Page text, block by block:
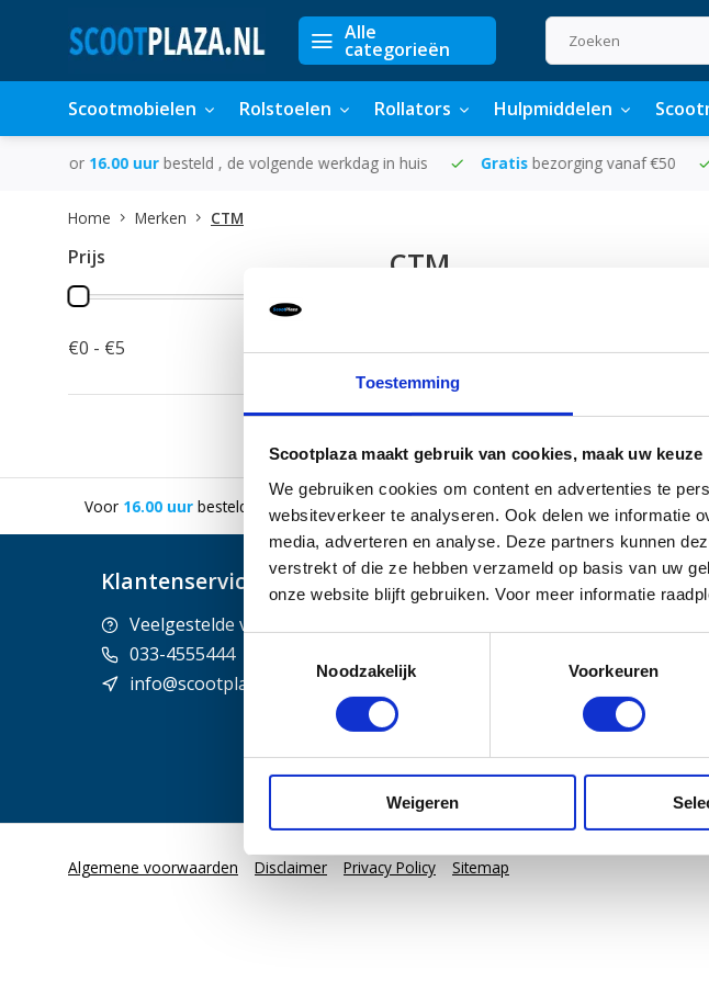
Toestemming
Scootplaza maakt gebruik van cookies, maak uw keuze
We gebruiken cookies om content en advertenties te
websiteverkeer te analyseren. Ook delen we informatie
media, adverteren en analyse. Deze partners kunnen
verstrekt of die ze hebben verzameld op basis van uw
onze website blijft gebruiken. Voor meer informatie
Noodzakelijk
Voorkeuren
Weigeren
Alle
categorieën
Scootmobielen Rolstoelen Rollators Hulpmiddelen
Gratisbezorging vanaf €50 300.000+tevreden klanten Echte winkel
Home Merken CTM
Prijs
€0 - €5
CTM
Gratis bezorging vanaf €50 300.000+ tevreden klanten Echte winkel
Klantenservice
Veelgestelde vragen
033-4555444
info@scootplaza.nl
Verzenden & retourneren
Algemene voorwaarden Disclaimer Privacy Policy Sitemap